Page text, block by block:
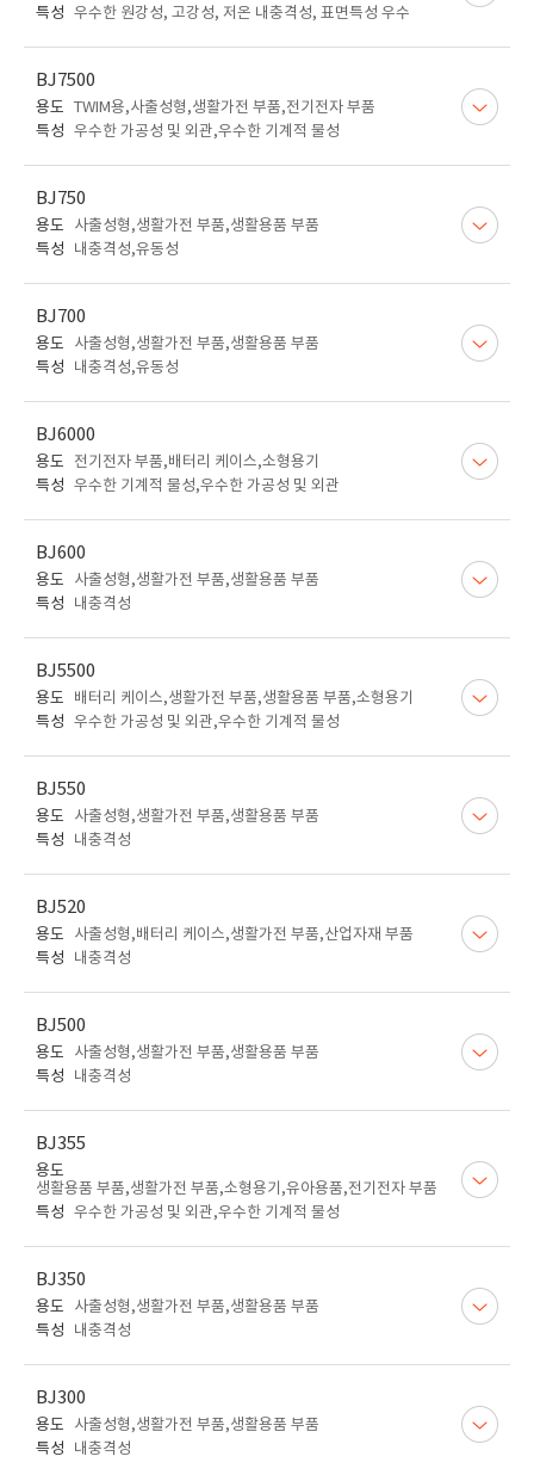
특성 우수한 원강성, 고강성, 저온 내충격성, 표면특성 우수
BJ7500
용도 TWIM용,사출성형,생활가전 부품,전기전자 부품
특성 우수한 가공성 및 외관,우수한 기계적 물성
BJ750
용도
사출성형,생활가전 부품,생활용품 부품
특성
내충격성,유동성
BJ700
용도
사출성형,생활가전 부품,생활용품 부품
특성
내충격성,유동성
BJ6000
용도
전기전자 부품,배터리 케이스,소형용기
특성 우수한 기계적 물성,우수한 가공성 및 외관
BJ600
용도
사출성형,생활가전 부품,생활용품 부품
특성
내충격성
BJ5500
용도
배터리 케이스,생활가전 부품,생활용품 부품,소형용기
특성 우수한 가공성 및 외관,우수한 기계적 물성
BJ550
용도
사출성형,생활가전 부품,생활용품 부품
특성
내충격성
BJ520
용도
사출성형,배터리 케이스,생활가전 부품,산업자재 부품
특성
내충격성
BJ500
용도
사출성형,생활가전 부품,생활용품 부품
특성
내충격성
BJ355
용도
생활용품 부품,생활가전 부품,소형용기,유아용품,전기전자 부품
특성 우수한 가공성 및 외관,우수한 기계적 물성
BJ350
용도
사출성형,생활가전 부품,생활용품 부품
특성
내충격성
BJ300
용도
사출성형,생활가전 부품,생활용품 부품
특성
내충격성